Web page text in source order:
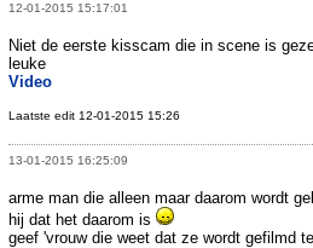
12-01-2015 15:17:01
Niet de eerste kisscam die in scene is
leuke
Video
Laatste edit 12-01-2015 15:26
13-01-2015 16:25:09
arme man die alleen maar daarom wordt
hij dat het daarom is
geef 'vrouw die weet dat ze wordt gefilmd